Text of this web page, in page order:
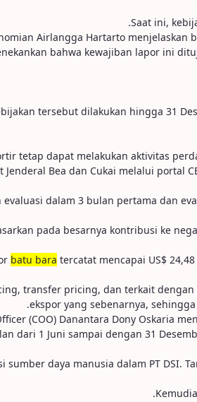
Saat ini,
Airlangga Hartarto
bahwa kewajiban lapor ini
tersebut dilakukan hingga 31
tetap dapat melakukan aktivitas
Bea dan Cukai melalui portal
evaluasi dalam 3 bulan pertama dan
pada besarnya kontribusi ke
batu bara tercatat mencapai US$
transfer pricing, dan terkait
ekspor yang sebenarnya,
(COO) Danantara Dony Oskaria
dari 1 Juni sampai dengan 31
daya manusia dalam PT DSI.